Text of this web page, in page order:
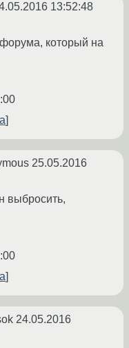
13:52:48
который на
25.05.2016
выбросить,
24.05.2016